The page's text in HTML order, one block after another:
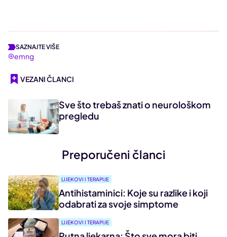
SAZNAJTE VIŠE
emng
VEZANI ČLANCI
Sve što trebaš znati o neurološkom
pregledu
Preporučeni članci
LIJEKOVI I TERAPIJE
Antihistaminici: Koje su razlike i koji
odabrati za svoje simptome
LIJEKOVI I TERAPIJE